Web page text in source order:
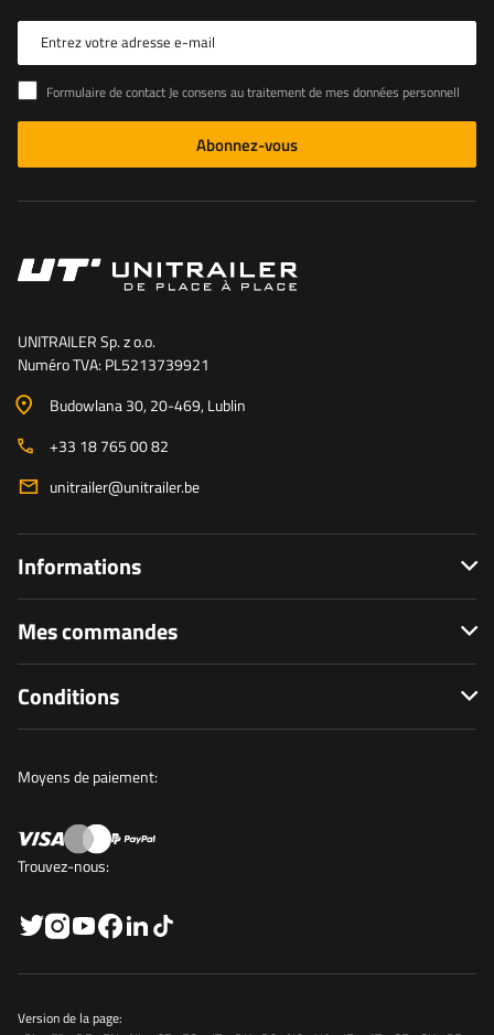
Entrez votre adresse e-mail
Formulaire de contact Je consens au traitement de mes données personnelles contenues dans le formulaire de contact conformément au règlement du Parlement européen et du Conseil (UE)
Abonnez-vous
UNITRAILER Sp. z o.o.
Numéro TVA: PL5213739921
Budowlana 30, 20-469, Lublin
+33 18 765 00 82
unitrailer@unitrailer.be
Informations
Mes commandes
Conditions
Moyens de paiement:
Trouvez-nous:
Version de la page: